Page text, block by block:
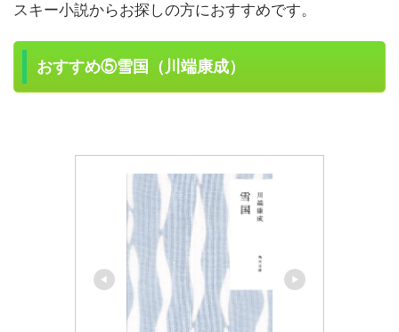
スキー小説からお探しの方におすすめです。
おすすめ⑤雪国（川端康成）